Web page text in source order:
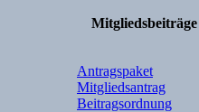
Mitgliedsbeiträge
Antragspaket
Mitgliedsantrag
Beitragsordnung